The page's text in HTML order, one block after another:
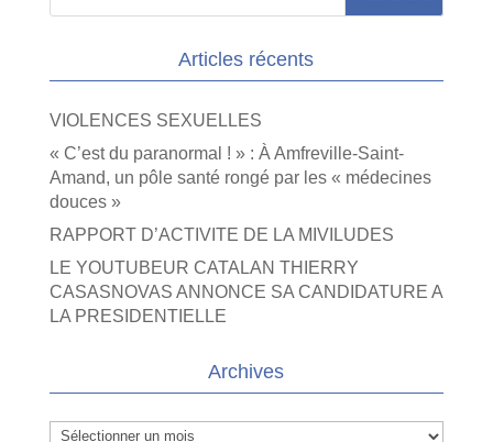
Articles récents
VIOLENCES SEXUELLES
« C’est du paranormal ! » : À Amfreville-Saint-
Amand, un pôle santé rongé par les « médecines
douces »
RAPPORT D’ACTIVITE DE LA MIVILUDES
LE YOUTUBEUR CATALAN THIERRY
CASASNOVAS ANNONCE SA CANDIDATURE A
LA PRESIDENTIELLE
Archives
Archives